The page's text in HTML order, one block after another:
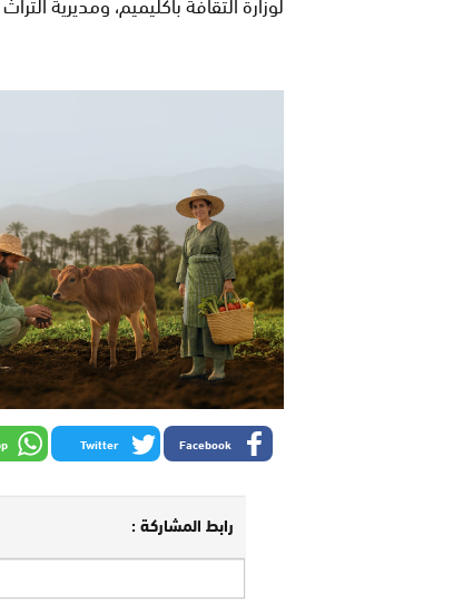
Facebook
Twitter
رابط المشاركة :